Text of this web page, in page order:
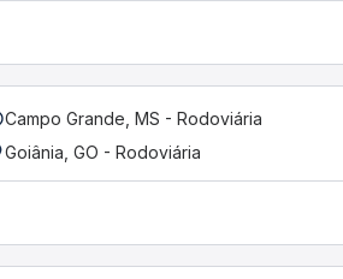
Campo Grande, MS - Rodoviária
Goiânia, GO - Rodoviária